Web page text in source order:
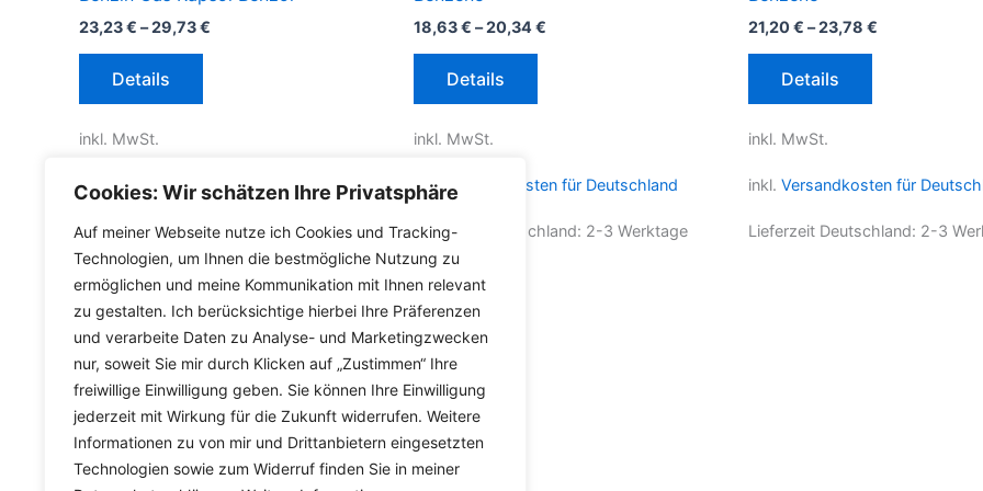
Cookies: Wir schätzen Ihre Privatsphäre
Auf meiner Webseite nutze ich Cookies und Tracking-
Technologien, um Ihnen die bestmögliche Nutzung zu
ermöglichen und meine Kommunikation mit Ihnen relevant
zu gestalten. Ich berücksichtige hierbei Ihre Präferenzen
und verarbeite Daten zu Analyse- und Marketingzwecken
nur, soweit Sie mir durch Klicken auf „Zustimmen“ Ihre
freiwillige Einwilligung geben. Sie können Ihre Einwilligung
jederzeit mit Wirkung für die Zukunft widerrufen. Weitere
Informationen zu von mir und Drittanbietern eingesetzten
Technologien sowie zum Widerruf finden Sie in meiner
23,23€ –29,73€
Details
Dieses
auf.
Die
Optionen
können
auf
der
Produktseite
gewählt
werden
inkl. MwSt.
inkl. Versandkosten für Deutschland
Lieferzeit Deutschland:2-3 Werktage
18,63€ –20,34€
Details
Dieses
Die
inkl. MwSt.
inkl.Versandkosten für Deutschland
Lieferzeit Deutschland: 2-3 Werktage
21,20€ –23,78 €
Details
Dieses
Die
inkl. MwSt.
inkl. Versandkosten für
Lieferzeit Deutschland: 2-3